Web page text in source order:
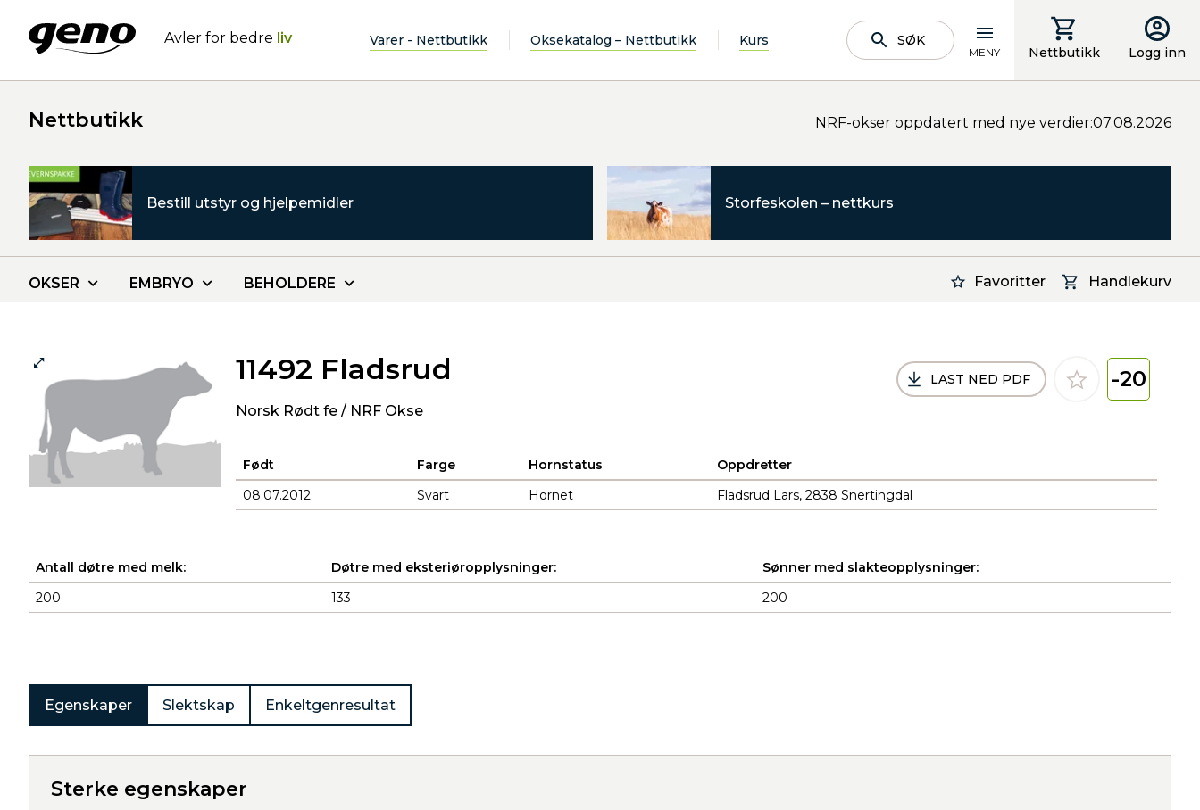
Avler for bedre liv Varer - Nettbutikk Oksekatalog – Nettbutikk Kurs SØK
MENY Nettbutikk Logg inn
Nettbutikk NRF-okser oppdatert med nye verdier:07.08.2026
Bestill utstyr og hjelpemidler Storfeskolen – nettkurs
Favoritter Handlekurv
OKSER EMBRYO BEHOLDERE
11492 Fladsrud
Norsk Rødt fe / NRF Okse
LAST NED PDF -20
Født Farge Hornstatus
Oppdretter
08.07.2012
Svart Hornet Fladsrud Lars, 2838 Snertingdal
Antall døtre med melk: Døtre med eksteriøropplysninger:
Sønner med slakteopplysninger:
200
133 200
Egenskaper Slektskap Enkeltgenresultat
Sterke egenskaper